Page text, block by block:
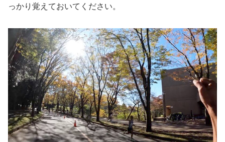
っかり覚えておいてください。